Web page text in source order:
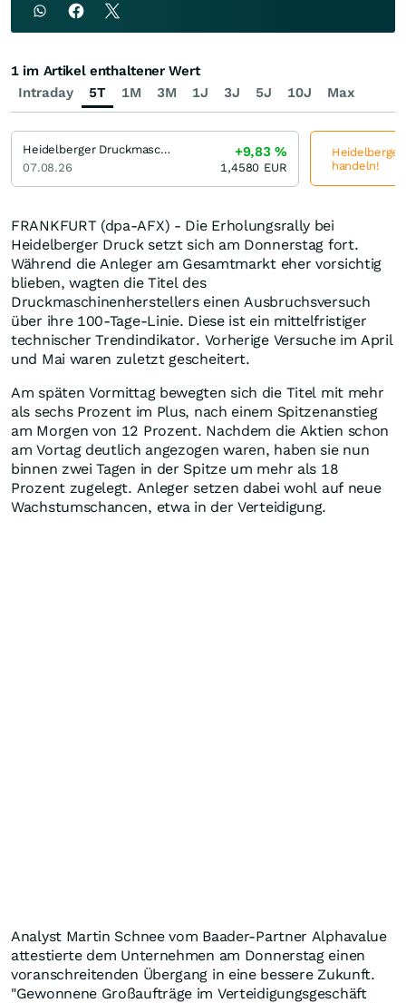
FRANKFURT (dpa-AFX) - Die Erholungsrally bei
Heidelberger Druck setzt sich am Donnerstag fort.
Während die Anleger am Gesamtmarkt eher vorsichtig
blieben, wagten die Titel des
Druckmaschinenherstellers einen Ausbruchsversuch
über ihre 100-Tage-Linie. Diese ist ein mittelfristiger
technischer Trendindikator. Vorherige Versuche im April
und Mai waren zuletzt gescheitert.
Am späten Vormittag bewegten sich die Titel mit mehr
als sechs Prozent im Plus, nach einem Spitzenanstieg
am Morgen von 12 Prozent. Nachdem die Aktien schon
am Vortag deutlich angezogen waren, haben sie nun
binnen zwei Tagen in der Spitze um mehr als 18
Prozent zugelegt. Anleger setzen dabei wohl auf neue
Wachstumschancen, etwa in der Verteidigung.
Analyst Martin Schnee vom Baader-Partner Alphavalue
attestierte dem Unternehmen am Donnerstag einen
voranschreitenden Übergang in eine bessere Zukunft.
"Gewonnene Großaufträge im Verteidigungsgeschäft
Intraday 5T 1M 3M 1J 3J 5J 10J Max
1 im Artikel enthaltener Wert
Heidelberger Druckmaschinen
07.08.26
+9,83%
1,4580 EUR
handeln!